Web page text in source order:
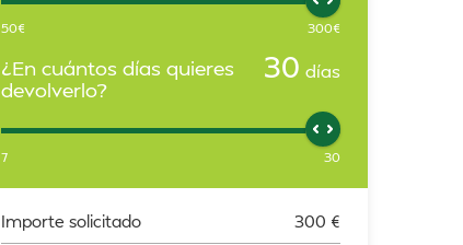
50€ 300€
¿En cuántos días quieres
devolverlo?
30 días
7 30
Importe solicitado 300 €